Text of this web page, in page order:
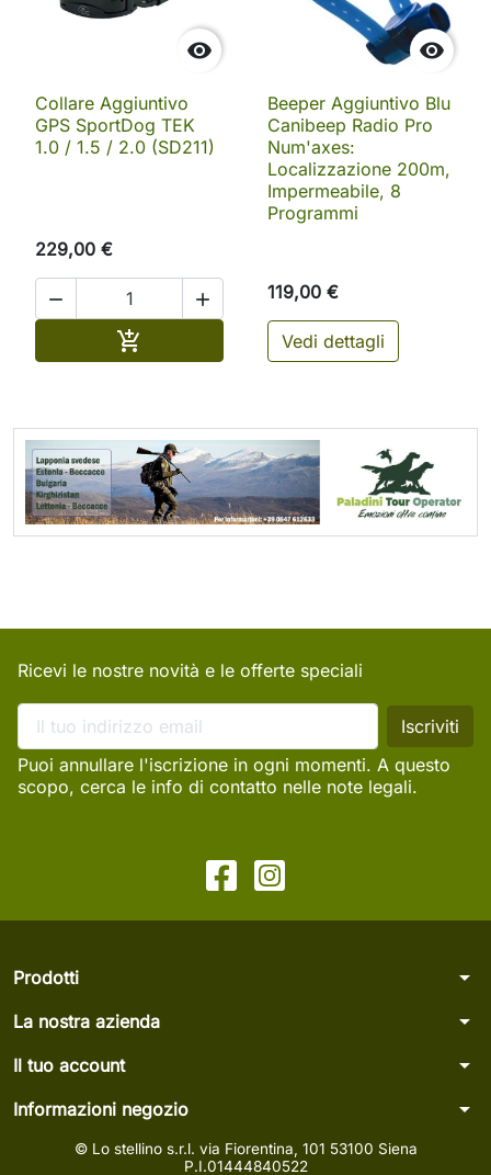

Collare Aggiuntivo
GPS SportDog TEK
1.0 / 1.5 / 2.0 (SD211)
229,00 €
 
 Aggiungi al carrello

Beeper Aggiuntivo Blu
Canibeep Radio Pro
Num'axes:
Localizzazione 200m,
Impermeabile, 8
Programmi
119,00 €
Vedi dettagli
Ricevi le nostre novità e le offerte speciali
Puoi annullare l'iscrizione in ogni momenti. A questo
scopo, cerca le info di contatto nelle note legali.
Prodotti arrow_drop_down
La nostra azienda arrow_drop_down
Il tuo account arrow_drop_down
Informazioni negozio arrow_drop_down
© Lo stellino s.r.l. via Fiorentina, 101 53100 Siena
P.I.01444840522